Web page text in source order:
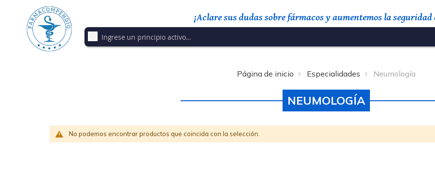
¡Aclare sus dudas sobre fármacos y aumentemos la
Buscar
Página de inicio Especialidades Neumología
NEUMOLOGÍA
No podemos encontrar productos que coincida con la selección.